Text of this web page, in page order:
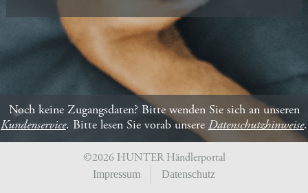
Noch keine Zugangsdaten? Bitte wenden Sie sich an unseren
Kundenservice. Bitte lesen Sie vorab unsere Datenschutzhinweise.
©2026 HUNTER Händlerportal
Impressum Datenschutz